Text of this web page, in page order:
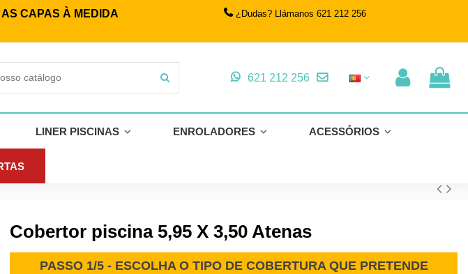
CAPAS À MEDIDA ¿Dudas? Llámanos 621 212 256
621 212 256
LINER PISCINAS ENROLADORES ACESSÓRIOS
Cobertor piscina 5,95 X 3,50 Atenas
PASSO 1/5 - ESCOLHA O TIPO DE COBERTURA QUE PRETENDE